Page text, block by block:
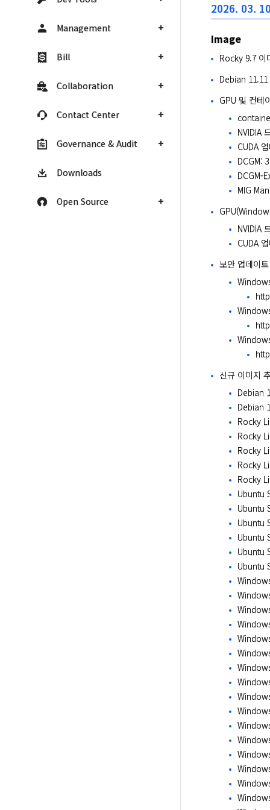
Management
Bill
Collaboration
Contact Center
Governance & Audit
Downloads
Open Source
2026. 03.
Image
Rocky 9.7 이
Debian
GPU 및 컨테
NVIDIA
CUDA
DCGM:
DCGM-
MIG
NVIDIA
CUDA
보안 업데이트
신규 이미지
Debian
Debian
Rocky
Rocky
Rocky
Rocky
Rocky
Ubuntu
Ubuntu
Ubuntu
Ubuntu
Ubuntu
Ubuntu